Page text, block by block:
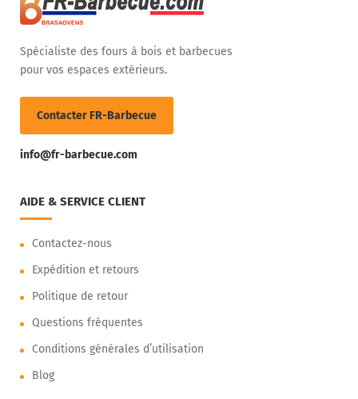
Spécialiste des fours à bois et barbecues
pour vos espaces extérieurs.
Contacter FR-Barbecue
info@fr-barbecue.com
AIDE & SERVICE CLIENT
Contactez-nous
Expédition et retours
Politique de retour
Questions fréquentes
Conditions générales d’utilisation
Blog